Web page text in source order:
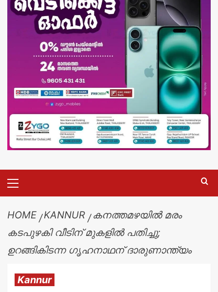
HOME KANNUR
കനത്തമഴയില്‍ മരം
കടപുഴകി വീടിന് മുകളില്‍ പതിച്ചു;
ഉറങ്ങികിടന്ന ഗൃഹനാഥന് ദാരുണാന്ത്യം
Kannur